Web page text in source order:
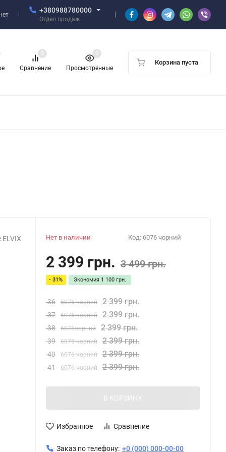
+380988780000
Отдел продаж
Сравнение
0
Просмотренные
0
Корзина пуста
Нет в наличии Код: 6076 чорний
2 399 грн. 3 499 грн.
- 31% Экономия 1 100 грн.
36 6076 чорний 2 399 грн.
37 6076 чорний 2 399 грн.
38 6076чорний 2 399 грн.
39 6076 чорний 2 399 грн.
40 6076 чорний 2 399 грн.
41 6076 чорний 2 399 грн.
В КОРЗИНУ
Избранное Сравнение
Заказ по телефону: +0 (000) 000-00-00